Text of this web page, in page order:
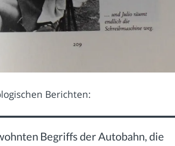
Berichten:
Begriffs der Autobahn, die